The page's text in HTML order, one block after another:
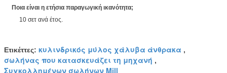
Ποια είναι η ετήσια παραγωγική ικανότητα;
10 σετ ανά έτος.
Ετικέττες: κυλινδρικός μύλος χάλυβα άνθρακα ,
σωλήνας που κατασκευάζει τη μηχανή ,
Συγκολλημένων σωλήνων Mill